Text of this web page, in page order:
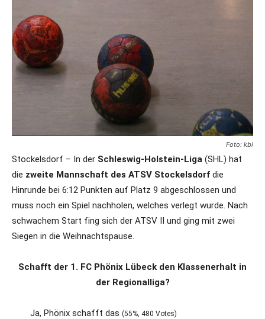
Foto: kbi
Stockelsdorf – In der Schleswig-Holstein-Liga (SHL) hat
die zweite Mannschaft des ATSV Stockelsdorf die
Hinrunde bei 6:12 Punkten auf Platz 9 abgeschlossen und
muss noch ein Spiel nachholen, welches verlegt wurde. Nach
schwachem Start fing sich der ATSV II und ging mit zwei
Siegen in die Weihnachtspause.
Schafft der 1. FC Phönix Lübeck den Klassenerhalt in
der Regionalliga?
Ja, Phönix schafft das (55%, 480 Votes)